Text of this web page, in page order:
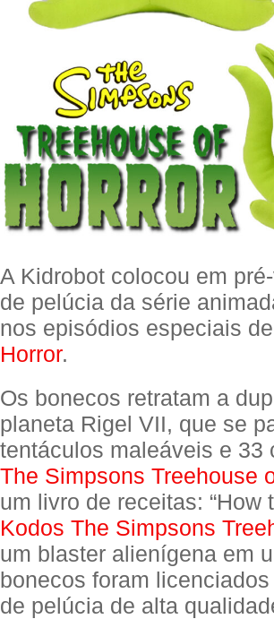
A Kidrobot colocou em
de pelúcia da série
nos episódios especiais
Horror.
Os bonecos retratam a
planeta Rigel VII, que se
tentáculos maleáveis e
The Simpsons Treehouse
um livro de receitas: “How
Kodos The Simpsons
um blaster alienígena em
bonecos foram
de pelúcia de alta